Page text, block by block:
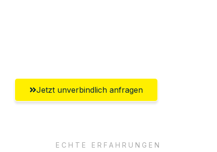
Jetzt unverbindlich anfragen
ECHTE ERFAHRUNGEN